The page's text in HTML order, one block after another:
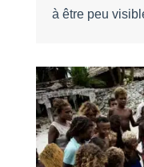
à être peu